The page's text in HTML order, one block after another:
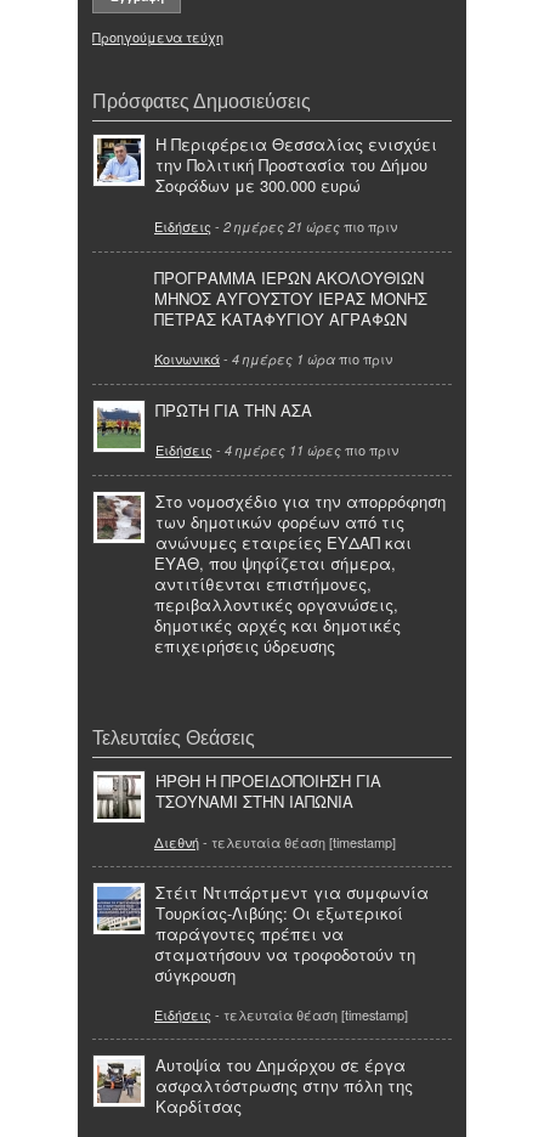
Προηγούμενα τεύχη
Πρόσφατες Δημοσιεύσεις
Η Περιφέρεια Θεσσαλίας ενισχύει
την Πολιτική Προστασία του Δήμου
Σοφάδων με 300.000 ευρώ
Ειδήσεις - 2 ημέρες 21 ώρες πιο πριν
ΠΡΟΓΡΑΜΜΑ ΙΕΡΩΝ ΑΚΟΛΟΥΘΙΩΝ
ΜΗΝΟΣ ΑΥΓΟΥΣΤΟΥ ΙΕΡΑΣ ΜΟΝΗΣ
ΠΕΤΡΑΣ ΚΑΤΑΦΥΓΙΟΥ ΑΓΡΑΦΩΝ
Κοινωνικά- 4 ημέρες 1 ώρα πιο πριν
ΠΡΩΤΗ ΓΙΑ ΤΗΝ ΑΣΑ
Ειδήσεις - 4 ημέρες 11 ώρες πιο πριν
Στο νομοσχέδιο για την απορρόφηση
των δημοτικών φορέων από τις
ανώνυμες εταιρείες ΕΥΔΑΠ και
ΕΥΑΘ, που ψηφίζεται σήμερα,
αντιτίθενται επιστήμονες,
περιβαλλοντικές οργανώσεις,
δημοτικές αρχές και δημοτικές
επιχειρήσεις ύδρευσης
Τελευταίες Θεάσεις
ΉΡΘΗ Η ΠΡΟΕΙΔΟΠΟΙΗΣΗ ΓΙΑ
ΤΣΟΥΝΑΜΙ ΣΤΗΝ ΙΑΠΩΝΙΑ
Διεθνή- τελευταία θέαση [timestamp]
Στέιτ Ντιπάρτμεντ για συμφωνία
Τουρκίας-Λιβύης: Οι εξωτερικοί
παράγοντες πρέπει να
σταματήσουν να τροφοδοτούν τη
σύγκρουση
Ειδήσεις - τελευταία θέαση [timestamp]
Αυτοψία του Δημάρχου σε έργα
ασφαλτόστρωσης στην πόλη της
Καρδίτσας